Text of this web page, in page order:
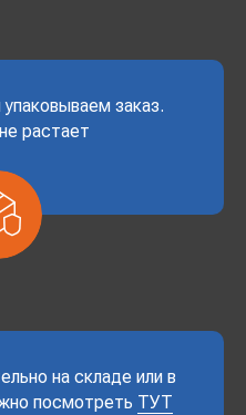
заказ.
растает
на складе или в
посмотреть ТУТ